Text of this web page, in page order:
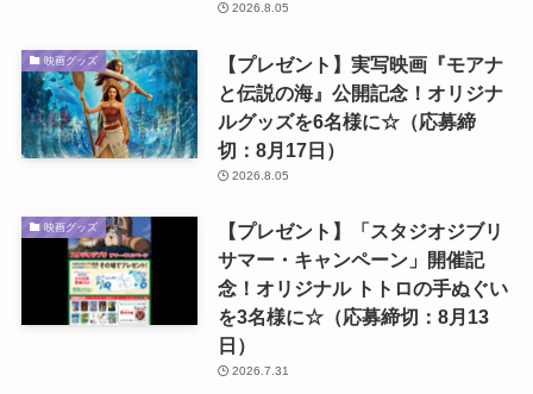
2026.8.05
映画グッズ
【プレゼント】実写映画『モアナ
と伝説の海』公開記念！オリジナ
ルグッズを6名様に☆（応募締
切：8月17日）
2026.8.05
映画グッズ
【プレゼント】「スタジオジブリ
サマー・キャンペーン」開催記
念！オリジナル トトロの手ぬぐい
を3名様に☆（応募締切：8月13
日）
2026.7.31